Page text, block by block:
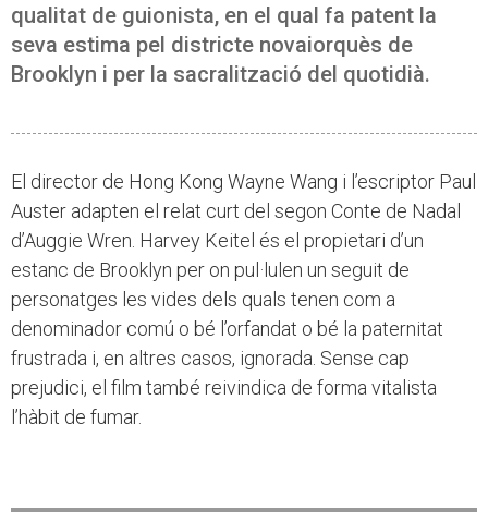
qualitat de guionista, en el qual fa patent la
seva estima pel districte novaiorquès de
Brooklyn i per la sacralització del quotidià.
El director de Hong Kong Wayne Wang i l’escriptor Paul
Auster adapten el relat curt del segon Conte de Nadal
d’Auggie Wren. Harvey Keitel és el propietari d’un
estanc de Brooklyn per on pul·lulen un seguit de
personatges les vides dels quals tenen com a
denominador comú o bé l’orfandat o bé la paternitat
frustrada i, en altres casos, ignorada. Sense cap
prejudici, el film també reivindica de forma vitalista
l’hàbit de fumar.